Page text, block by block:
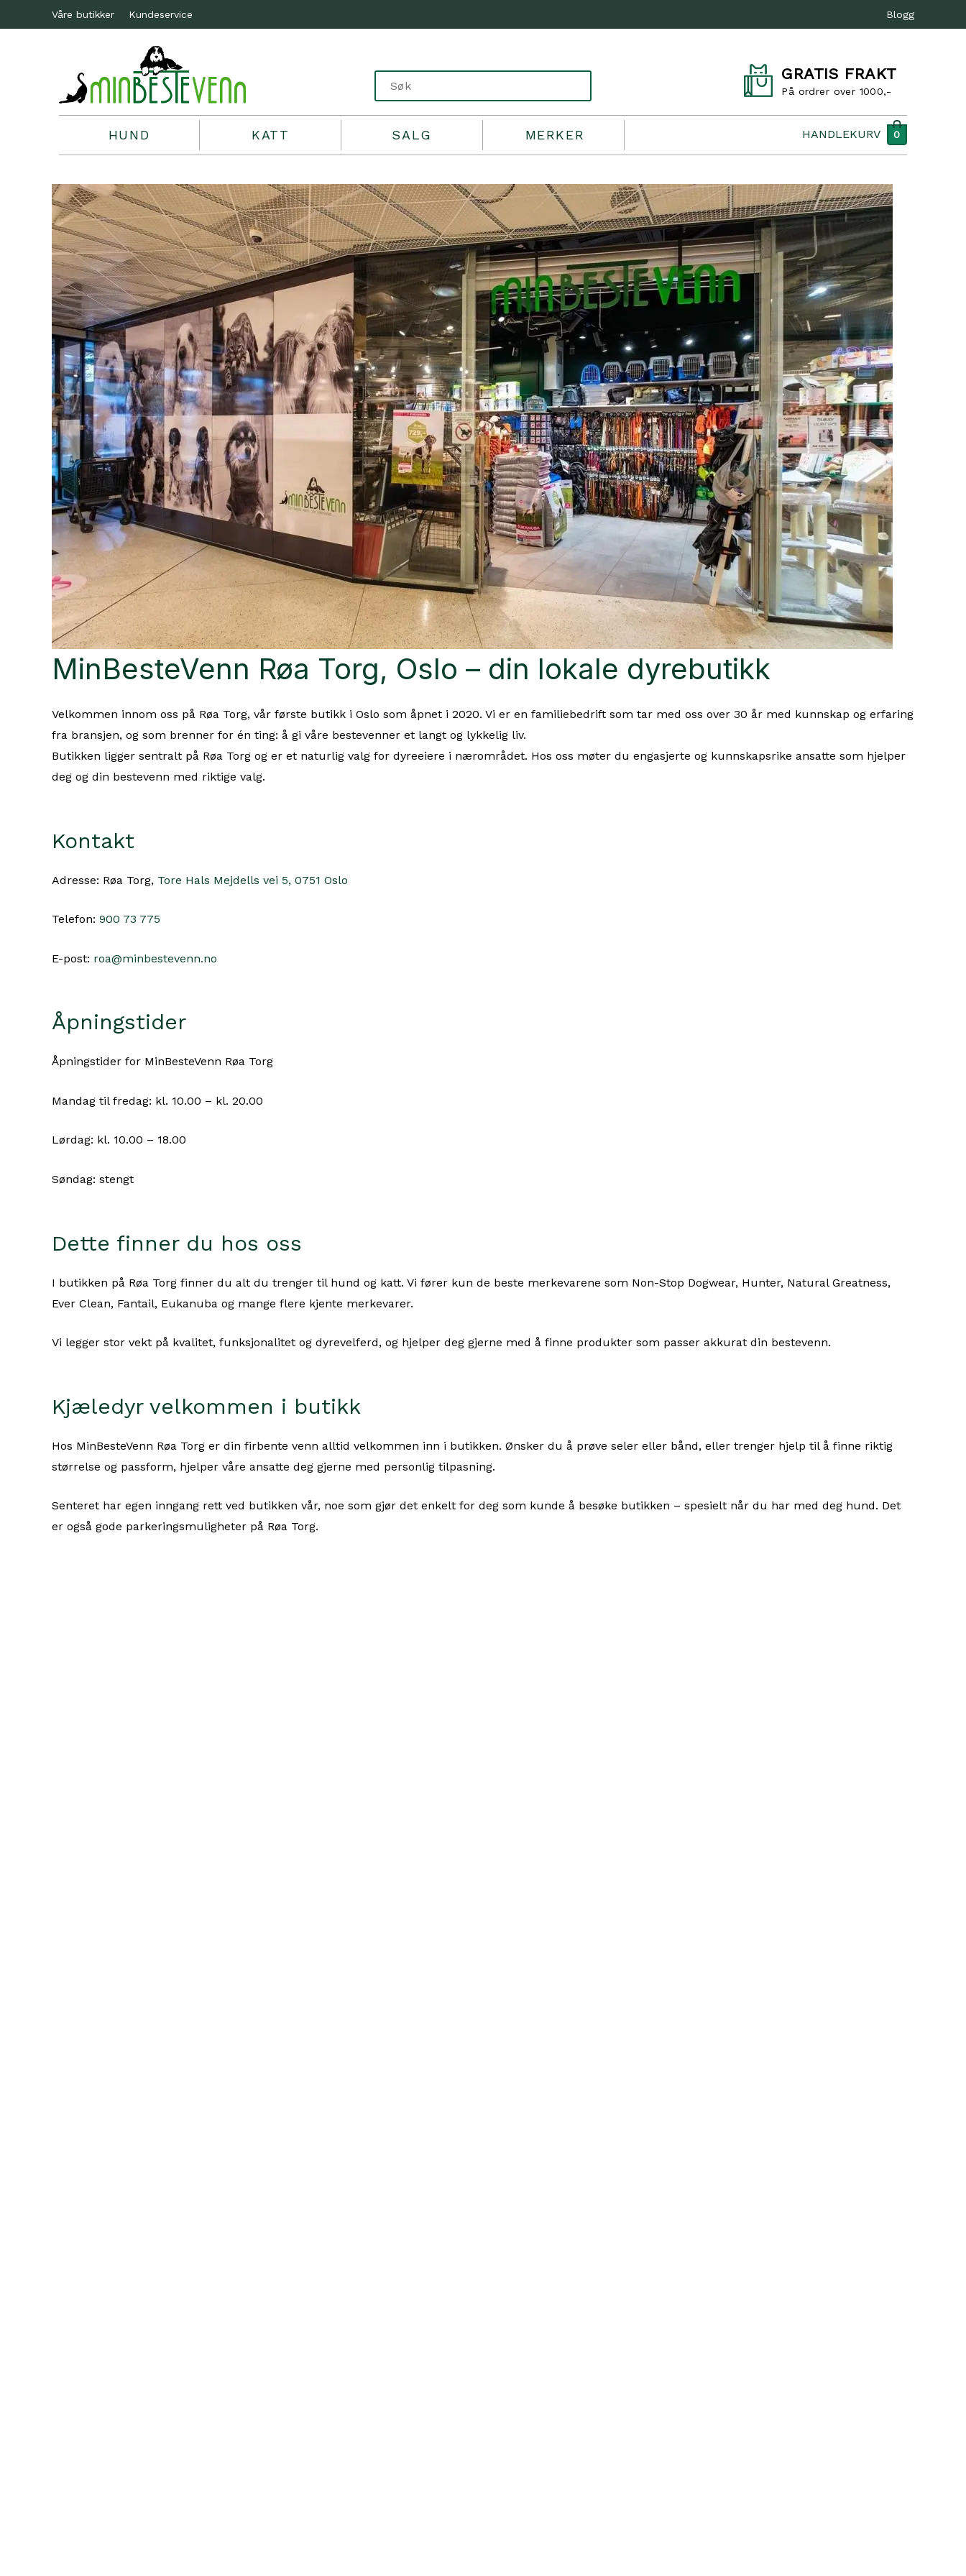
Våre butikker Kundeservice Blogg
GRATIS FRAKT
På ordrer over 1000,-
HUND KATT SALG MERKER HANDLEKURV 0
MinBesteVenn Røa Torg, Oslo – din lokale dyrebutikk
Velkommen innom oss på Røa Torg, vår første butikk i Oslo som åpnet i 2020. Vi er en familiebedrift som tar med oss over 30 år med kunnskap og erfaring
fra bransjen, og som brenner for én ting: å gi våre bestevenner et langt og lykkelig liv.
Butikken ligger sentralt på Røa Torg og er et naturlig valg for dyreeiere i nærområdet. Hos oss møter du engasjerte og kunnskapsrike ansatte som hjelper
deg og din bestevenn med riktige valg.
Kontakt
Adresse: Røa Torg, Tore Hals Mejdells vei 5, 0751 Oslo
Telefon: 900 73 775
E-post: roa@minbestevenn.no
Åpningstider
Åpningstider for MinBesteVenn Røa Torg
Mandag til fredag: kl. 10.00 – kl. 20.00
Lørdag: kl. 10.00 – 18.00
Søndag: stengt
Dette finner du hos oss
I butikken på Røa Torg finner du alt du trenger til hund og katt. Vi fører kun de beste merkevarene som Non-Stop Dogwear, Hunter, Natural Greatness,
Ever Clean, Fantail, Eukanuba og mange flere kjente merkevarer.
Vi legger stor vekt på kvalitet, funksjonalitet og dyrevelferd, og hjelper deg gjerne med å finne produkter som passer akkurat din bestevenn.
Kjæledyr velkommen i butikk
Hos MinBesteVenn Røa Torg er din firbente venn alltid velkommen inn i butikken. Ønsker du å prøve seler eller bånd, eller trenger hjelp til å finne riktig
størrelse og passform, hjelper våre ansatte deg gjerne med personlig tilpasning.
Senteret har egen inngang rett ved butikken vår, noe som gjør det enkelt for deg som kunde å besøke butikken – spesielt når du har med deg hund. Det
er også gode parkeringsmuligheter på Røa Torg.